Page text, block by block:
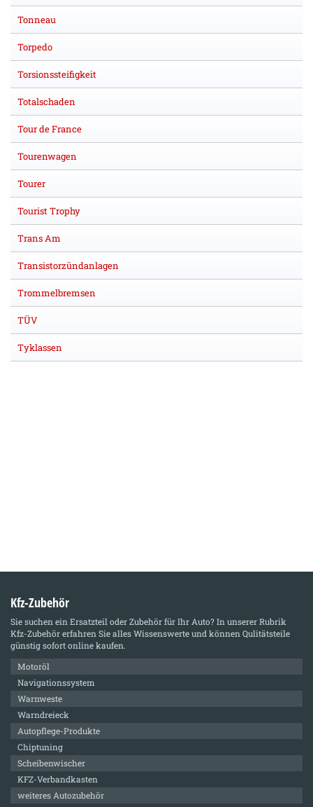
Tonneau
Torpedo
Torsionssteifigkeit
Totalschaden
Tour de France
Tourenwagen
Tourer
Tourist Trophy
Trans Am
Transistorzündanlagen
Trommelbremsen
TÜV
Tyklassen
Kfz-Zubehör
Sie suchen ein Ersatzteil oder Zubehör für Ihr Auto? In unserer Rubrik
Kfz-Zubehörerfahren Sie alles Wissenswerte und können Qulitätsteile
günstig sofort online kaufen.
Motoröl
Navigationssystem
Warnweste
Warndreieck
Autopflege-Produkte
Chiptuning
Scheibenwischer
KFZ-Verbandkasten
weiteres Autozubehör